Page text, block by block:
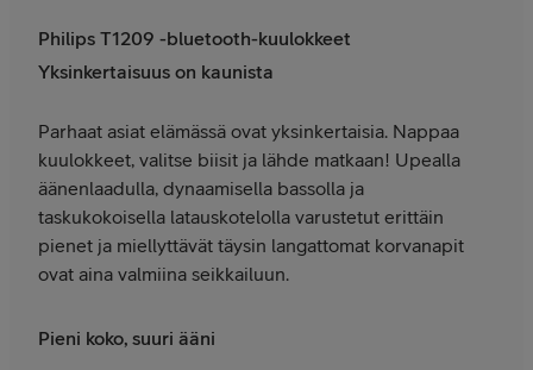
Philips T1209 -bluetooth-kuulokkeet
Yksinkertaisuus on kaunista
Parhaat asiat elämässä ovat yksinkertaisia. Nappaa
kuulokkeet, valitse biisit ja lähde matkaan! Upealla
äänenlaadulla, dynaamisella bassolla ja
taskukokoisella latauskotelolla varustetut erittäin
pienet ja miellyttävät täysin langattomat korvanapit
ovat aina valmiina seikkailuun.
Pieni koko, suuri ääni